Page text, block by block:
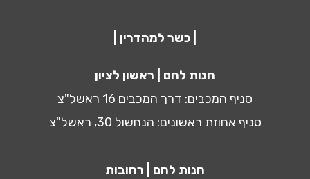
| כשר למהדרין |
חנות לחם | ראשון לציון
סניף המכבים: דרך המכבים 16 ראשל"צ
סניף אחוזת ראשונים: הנחשול 30, ראשל"צ
חנות לחם | רחובות